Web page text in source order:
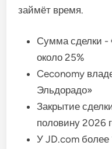
займёт время.
Сумма сделки -
около 25%
Ceconomy
Эльдорадо»
Закрытие
половину 2026
У JD.com